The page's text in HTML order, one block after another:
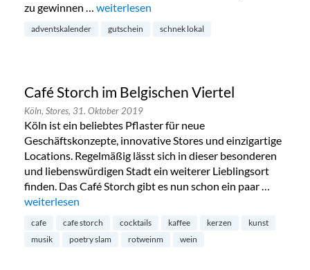
zu gewinnen … „Türchen 5: 3 x 1 Schenk Lokal Gutschein“
weiterlesen
adventskalender gutschein schnek lokal
Café Storch im Belgischen Viertel
Köln, Stores, 31. Oktober 2019
Köln ist ein beliebtes Pflaster für neue
Geschäftskonzepte, innovative Stores und einzigartige
Locations. Regelmäßig lässt sich in dieser besonderen
und liebenswürdigen Stadt ein weiterer Lieblingsort
finden. Das Café Storch gibt es nun schon ein paar …
„Café Storch im Belgischen Viertel“
weiterlesen
cafe cafe storch cocktails kaffee kerzen
kunst
musik
poetry slam rotweinm wein